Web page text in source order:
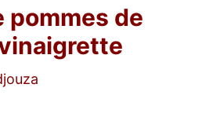
pommes de